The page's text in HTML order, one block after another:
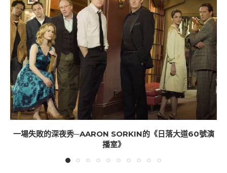
一場失敗的深夜秀─AARON SORKIN的《日落大道60號演
播室》